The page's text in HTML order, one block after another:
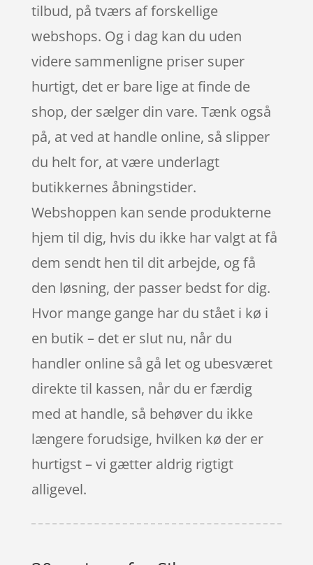
tilbud, på tværs af forskellige
webshops. Og i dag kan du uden
videre sammenligne priser super
hurtigt, det er bare lige at finde de
shop, der sælger din vare. Tænk også
på, at ved at handle online, så slipper
du helt for, at være underlagt
butikkernes åbningstider.
Webshoppen kan sende produkterne
hjem til dig, hvis du ikke har valgt at få
dem sendt hen til dit arbejde, og få
den løsning, der passer bedst for dig.
Hvor mange gange har du stået i kø i
en butik – det er slut nu, når du
handler online så gå let og ubesværet
direkte til kassen, når du er færdig
med at handle, så behøver du ikke
længere forudsige, hvilken kø der er
hurtigst – vi gætter aldrig rigtigt
alligevel.